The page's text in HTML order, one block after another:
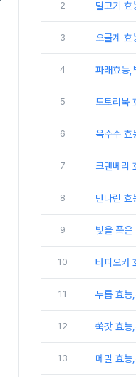
2 말고기 효
3 오골계 효
4 파래효능,
5 도토리묵
6 옥수수 효
7 크랜베리
8 만다린 효
9 빛을 품은
10 타피오카
11 두릅 효능
12 쑥갓 효능
13 메밀 효능